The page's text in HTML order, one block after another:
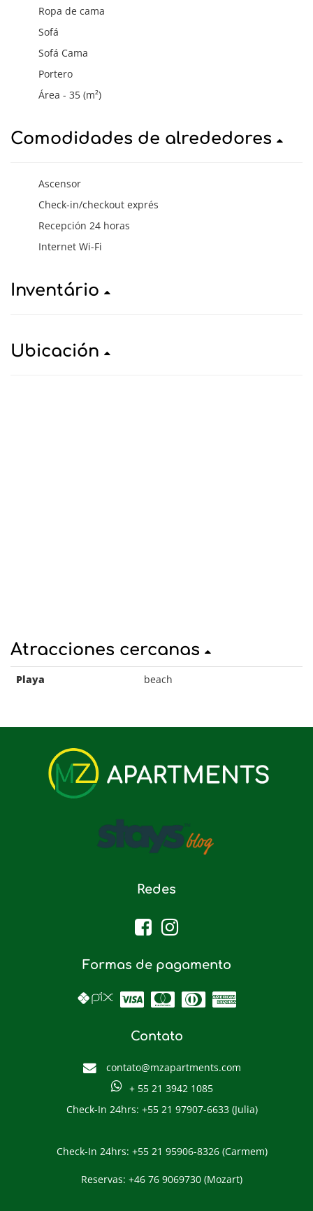
Ropa de cama
Sofá
Sofá Cama
Portero
Área - 35 (m²)
Comodidades de alrededores
Ascensor
Check-in/checkout exprés
Recepción 24 horas
Internet Wi-Fi
Inventário
Ubicación
Atracciones cercanas
Playa beach
Redes
Formas de pagamento
Contato
contato@mzapartments.com
+ 55 21 3942 1085
Check-In 24hrs: +55 21 97907-6633 (Julia)
Check-In 24hrs: +55 21 95906-8326 (Carmem)
Reservas: +46 76 9069730 (Mozart)